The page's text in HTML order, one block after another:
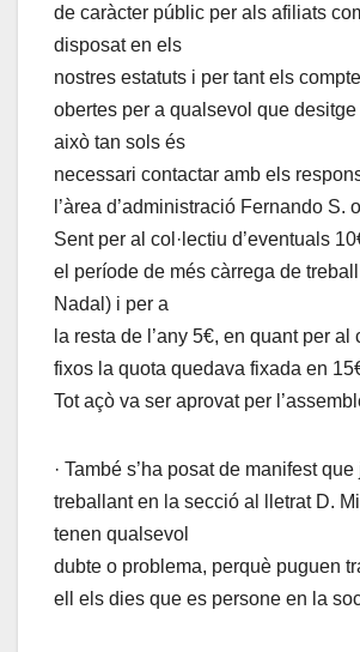
de caràcter públic per als afiliats
disposat en els
nostres estatuts i per tant els
obertes per a qualsevol que desitge
això tan sols és
necessari contactar amb els
l’àrea d’administració Fernando S.
Sent per al col·lectiu d’eventuals
el període de més càrrega de
Nadal) i per a
la resta de l’any 5€, en quant per al
fixos la quota quedava fixada en
Tot açò va ser aprovat per
· També s’ha posat de manifest
treballant en la secció al lletrat D.
tenen qualsevol
dubte o problema, perquè puguen
ell els dies que es persone en la